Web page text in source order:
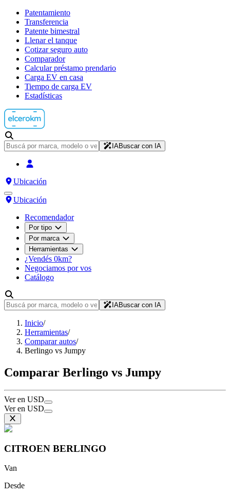
Patentamiento
Transferencia
Patente bimestral
Llenar el tanque
Cotizar seguro auto
Comparador
Calcular préstamo prendario
Carga EV en casa
Tiempo de carga EV
Estadísticas
IABuscar con IA
Ubicación
Ubicación
Recomendador
Por tipo
Por marca
Herramientas
¿Vendés 0km?
Negociamos por vos
Catálogo
IABuscar con IA
Inicio/
Herramientas/
Comparar autos/
Berlingo vs Jumpy
Comparar Berlingo vs Jumpy
Ver en USD
Ver en USD
CITROEN BERLINGO
Van
Desde